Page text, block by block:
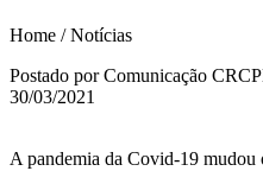
Home / Notícias
Postado por Comunicação
30/03/2021
A pandemia da Covid-19 mudou